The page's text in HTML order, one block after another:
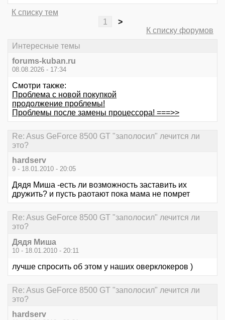
К списку тем
1
>
К списку форумов
Интересные темы
forums-kuban.ru
08.08.2026 - 17:34
Смотри также:
Проблема с новой покупкой
продолжение проблемы!
Проблемы после замены процессора! ===>>
Re: Asus GeForce 8500 GT "заполосил" лечится ли
это?
hardserv
9 - 18.01.2010 - 20:05
Дядя Миша -есть ли возможность заставить их
дружить? и пусть раотают пока мама не помрет
Re: Asus GeForce 8500 GT "заполосил" лечится ли
это?
Дядя Миша
10 - 18.01.2010 - 20:11
лучше спросить об этом у наших оверклокеров )
Re: Asus GeForce 8500 GT "заполосил" лечится ли
это?
hardserv